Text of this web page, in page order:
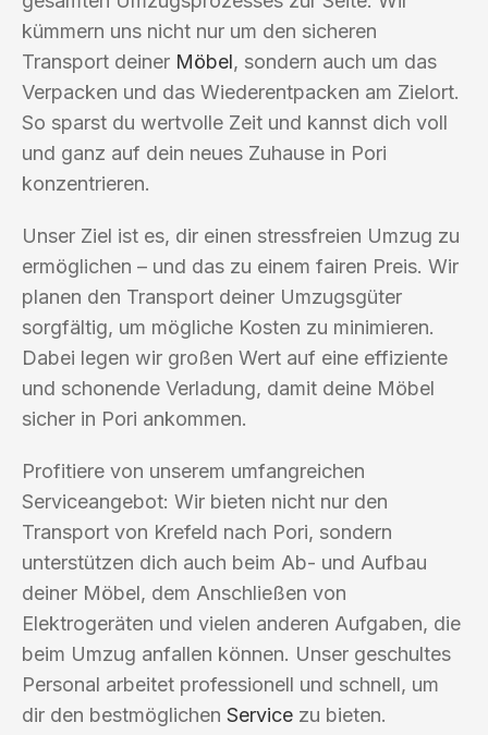
kümmern uns nicht nur um den sicheren
Transport deiner Möbel, sondern auch um das
Verpacken und das Wiederentpacken am Zielort.
So sparst du wertvolle Zeit und kannst dich voll
und ganz auf dein neues Zuhause in Pori
konzentrieren.
Unser Ziel ist es, dir einen stressfreien Umzug zu
ermöglichen – und das zu einem fairen Preis. Wir
planen den Transport deiner Umzugsgüter
sorgfältig, um mögliche Kosten zu minimieren.
Dabei legen wir großen Wert auf eine effiziente
und schonende Verladung, damit deine Möbel
sicher in Pori ankommen.
Profitiere von unserem umfangreichen
Serviceangebot: Wir bieten nicht nur den
Transport von Krefeld nach Pori, sondern
unterstützen dich auch beim Ab- und Aufbau
deiner Möbel, dem Anschließen von
Elektrogeräten und vielen anderen Aufgaben, die
beim Umzug anfallen können. Unser geschultes
Personal arbeitet professionell und schnell, um
dir den bestmöglichen Service zu bieten.